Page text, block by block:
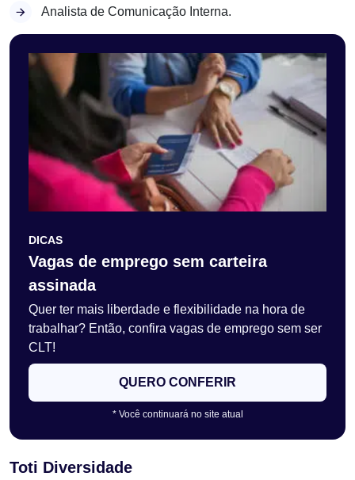
Analista de Comunicação Interna.
DICAS
Vagas de emprego sem carteira
assinada
Quer ter mais liberdade e flexibilidade na hora de
trabalhar? Então, confira vagas de emprego sem ser
CLT!
QUERO CONFERIR
* Você continuará no site atual
Toti Diversidade